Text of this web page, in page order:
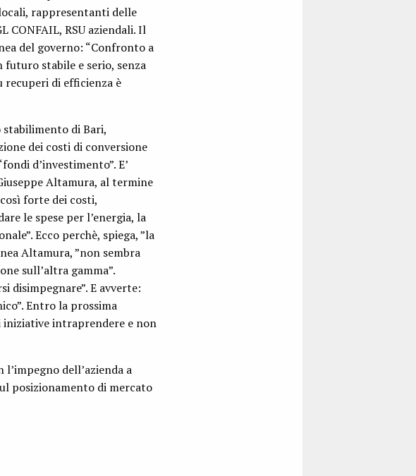
rappresentanti delle
CONFAIL, RSU aziendali. Il
del governo: “Confronto a
stabile e serio, senza
recuperi di efficienza è
di Bari,
dei costi di conversione
d’investimento”. E’
Altamura, al termine
forte dei costi,
le spese per l’energia, la
Ecco perchè, spiega, ”la
Altamura, ”non sembra
sull’altra gamma”.
disimpegnare”. E avverte:
Entro la prossima
intraprendere e non
dell’azienda a
posizionamento di mercato